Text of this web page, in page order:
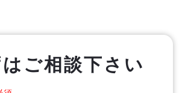
はご相談下さい